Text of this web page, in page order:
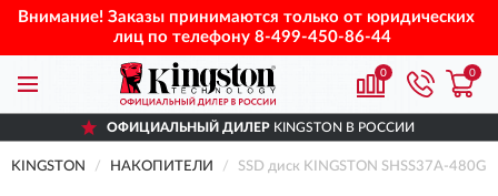
Внимание! Заказы принимаются только от юридических
лиц по телефону 8-499-450-86-44
0 0
ОФИЦИАЛЬНЫЙ ДИЛЕР KINGSTON В РОССИИ
KINGSTON НАКОПИТЕЛИ SSD диск KINGSTON SHSS37A-480G